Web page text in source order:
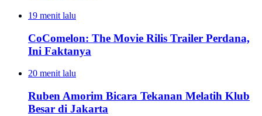
19 menit lalu
CoComelon: The Movie Rilis Trailer Perdana,
Ini Faktanya
20 menit lalu
Ruben Amorim Bicara Tekanan Melatih Klub
Besar di Jakarta